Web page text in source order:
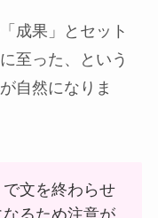
成果」とセット
至った、という
自然になりま
文を終わらせ